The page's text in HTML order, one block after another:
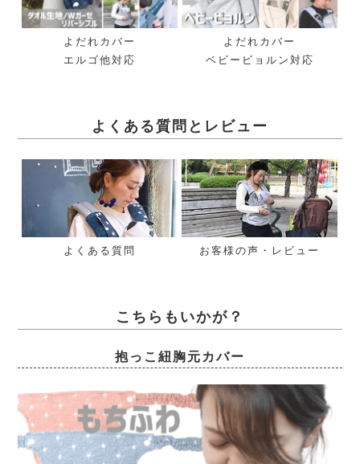
よだれカバー
エルゴ他対応
よだれカバー
ベビービョルン対応
よくある質問とレビュー
よくある質問 お客様の声・レビュー
こちらもいかが？
抱っこ紐胸元カバー